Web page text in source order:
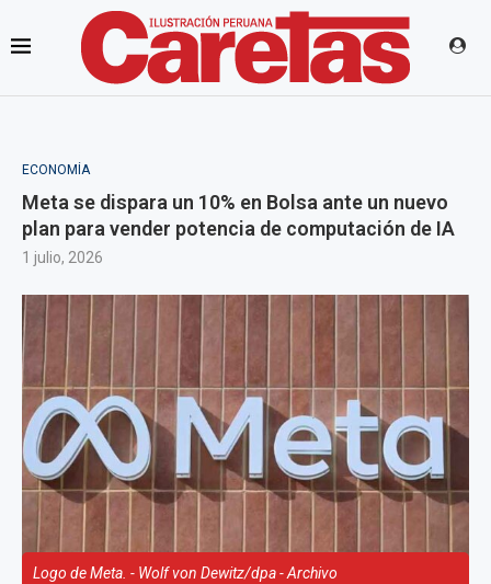
ECONOMÍA
Meta se dispara un 10% en Bolsa ante un nuevo
plan para vender potencia de computación de IA
1 julio, 2026
Logo de Meta. - Wolf von Dewitz/dpa - Archivo